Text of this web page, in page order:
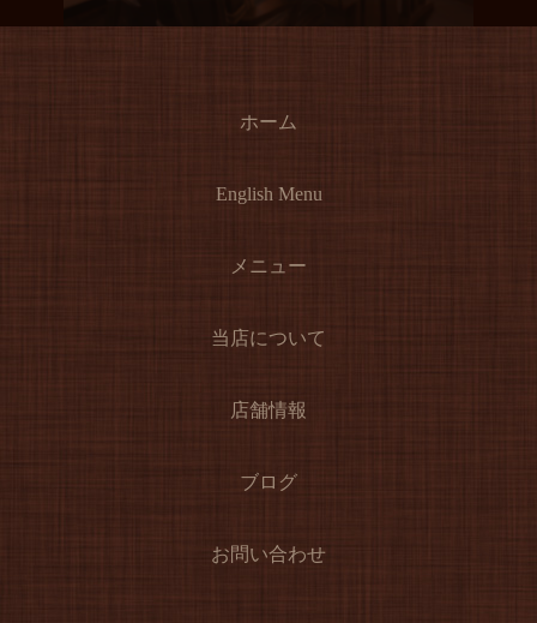
ホーム
English Menu
メニュー
当店について
店舗情報
ブログ
お問い合わせ